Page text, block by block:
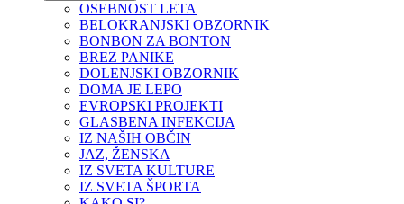
OSEBNOST LETA
BELOKRANJSKI OBZORNIK
BONBON ZA BONTON
BREZ PANIKE
DOLENJSKI OBZORNIK
DOMA JE LEPO
EVROPSKI PROJEKTI
GLASBENA INFEKCIJA
IZ NAŠIH OBČIN
JAZ, ŽENSKA
IZ SVETA KULTURE
IZ SVETA ŠPORTA